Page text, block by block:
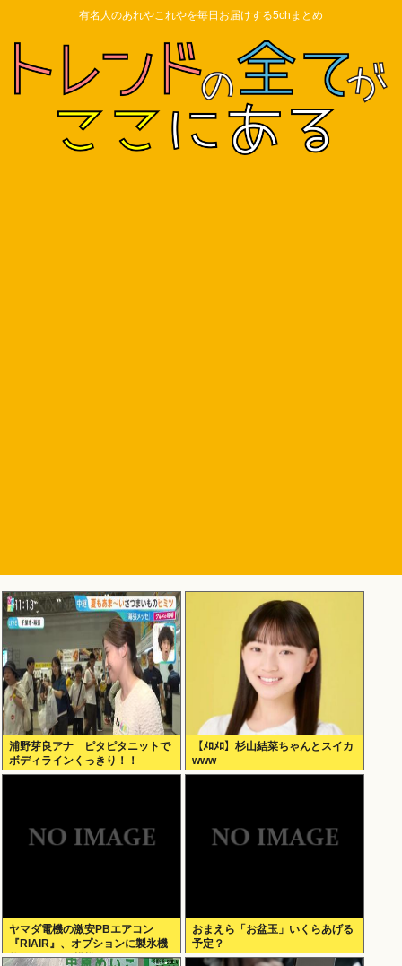
有名人のあれやこれやを毎日お届けする5chまとめ
浦野芽良アナ ピタピタニットで
ボディラインくっきり！！
【ﾒﾛﾒﾛ】杉山結菜ちゃんとスイカ
www
ヤマダ電機の激安PBエアコン
『RIAIR』、オプションに製氷機
能も付いてた模様www
おまえら「お盆玉」いくらあげる
予定？